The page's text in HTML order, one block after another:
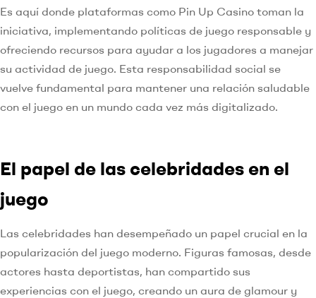
Es aquí donde plataformas como Pin Up Casino toman la
iniciativa, implementando políticas de juego responsable y
ofreciendo recursos para ayudar a los jugadores a manejar
su actividad de juego. Esta responsabilidad social se
vuelve fundamental para mantener una relación saludable
con el juego en un mundo cada vez más digitalizado.
El papel de las celebridades en el
juego
Las celebridades han desempeñado un papel crucial en la
popularización del juego moderno. Figuras famosas, desde
actores hasta deportistas, han compartido sus
experiencias con el juego, creando un aura de glamour y